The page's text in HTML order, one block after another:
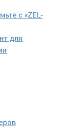
с «ZEL-
для